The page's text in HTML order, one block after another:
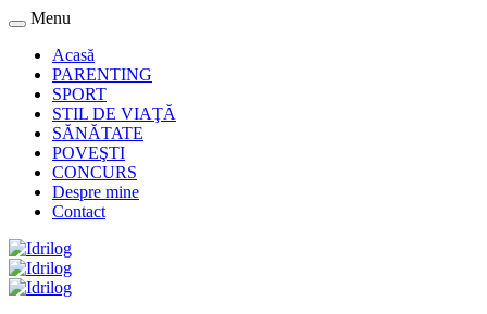
Menu
Acasă
PARENTING
SPORT
STIL DE VIAŢĂ
SĂNĂTATE
POVEŞTI
CONCURS
Despre mine
Contact